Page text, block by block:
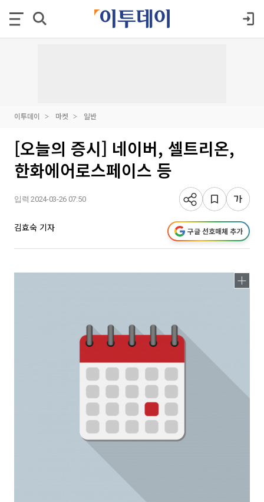
이투데이 마켓 일반
[오늘의 증시] 네이버, 셀트리온,
한화에어로스페이스 등
입력 2024-03-26 07:50
김효숙 기자 구글 선호매체 추가